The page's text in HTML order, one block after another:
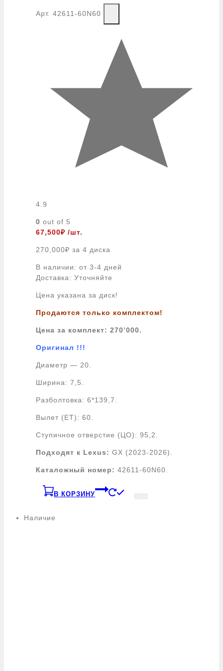
Арт. 42611-60N60
4.9
0 out of 5
67,500₽ /шт.
270,000₽ за 4 диска
В наличии: от 3-4 дней
Доставка: Уточняйте
Цена указана за диск!
Продаются только комплектом!
Цена за комплект: 270’000.
Оригинал !!!
Диаметр — 20.
Ширина: 7,5.
Разболтовка: 6*139,7.
Вылет (ЕТ): 60.
Ступичное отверстие (ЦО): 95,2.
Подходят к Lexus: GX (2023-2026).
Каталожный номер: 42611-60N60.
В КОРЗИНУ
Наличие